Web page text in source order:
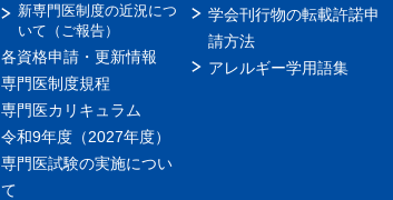
新専門医制度の近況につ
いて（ご報告）
各資格申請・更新情報
専門医制度規程
専門医カリキュラム
令和9年度（2027年度）
専門医試験の実施につい
て
学会刊行物の転載許諾申
請方法
アレルギー学用語集